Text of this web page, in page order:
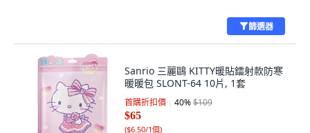
篩選器
Sanrio 三麗鷗 KITTY暖貼鐳射款防寒
暖暖包 SLONT-64 10片, 1套
首購折扣價 40%$109
$65
($6.50/1個)